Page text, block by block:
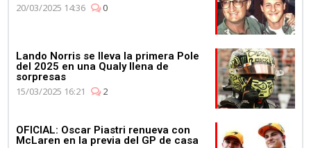
20/03/2025 14:36
0
Lando Norris se lleva la primera Pole
del 2025 en una Qualy llena de
sorpresas
15/03/2025 16:21
2
OFICIAL: Oscar Piastri renueva con
McLaren en la previa del GP de casa